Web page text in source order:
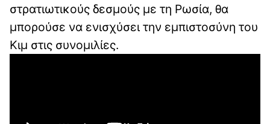
στρατιωτικούς δεσμούς με τη Ρωσία, θα
μπορούσε να ενισχύσει την εμπιστοσύνη του
Κιμ στις συνομιλίες.